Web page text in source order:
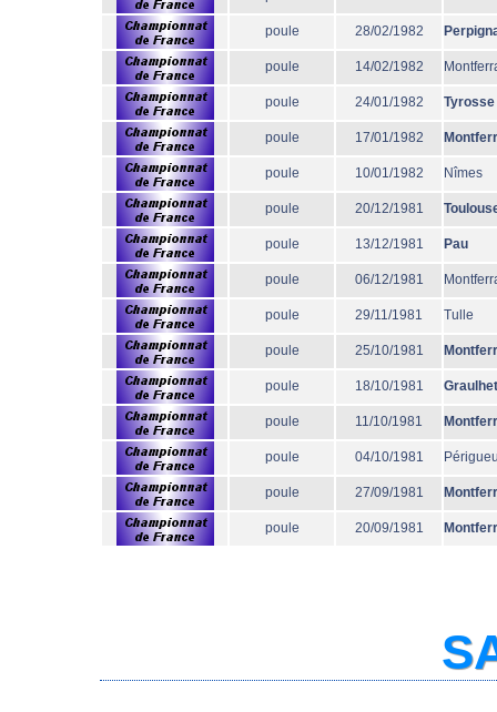
poule 28/02/1982
poule 14/02/1982
poule 24/01/1982 Tyrosse
poule 17/01/1982
poule 10/01/1982 Nîmes
poule 20/12/1981
poule 13/12/1981 Pau
poule 06/12/1981
poule 29/11/1981 Tulle
poule 25/10/1981
poule 18/10/1981 Graulhet
poule 11/10/1981
poule 04/10/1981
poule 27/09/1981
poule 20/09/1981